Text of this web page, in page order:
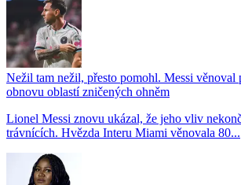
Nežil tam nežil, přesto pomohl. Messi věnoval
obnovu oblastí zničených ohněm
Lionel Messi znovu ukázal, že jeho vliv
trávnících. Hvězda Interu Miami věnovala 80...